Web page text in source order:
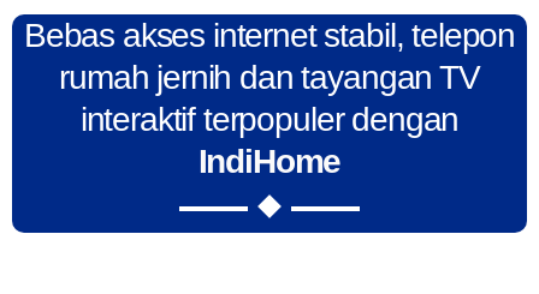
Bebas akses internet stabil, telepon
rumah jernih dan tayangan TV
interaktif terpopuler dengan
IndiHome